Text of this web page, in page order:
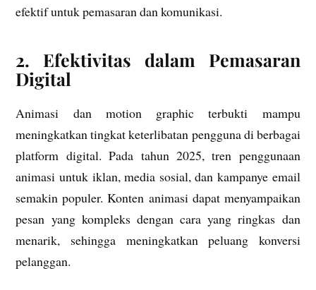
efektif untuk pemasaran dan komunikasi.
2. Efektivitas dalam Pemasaran
Digital
Animasi dan motion graphic terbukti mampu
meningkatkan tingkat keterlibatan pengguna di berbagai
platform digital. Pada tahun 2025, tren penggunaan
animasi untuk iklan, media sosial, dan kampanye email
semakin populer. Konten animasi dapat menyampaikan
pesan yang kompleks dengan cara yang ringkas dan
menarik, sehingga meningkatkan peluang konversi
pelanggan.